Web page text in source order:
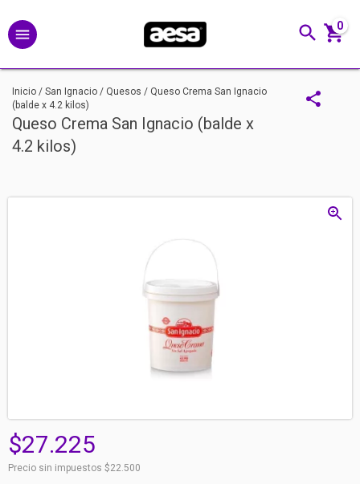
0
Inicio / San Ignacio / Quesos / Queso Crema San Ignacio
(balde x 4.2 kilos)
Queso Crema San Ignacio (balde x
4.2 kilos)
$27.225
Precio sin impuestos $22.500